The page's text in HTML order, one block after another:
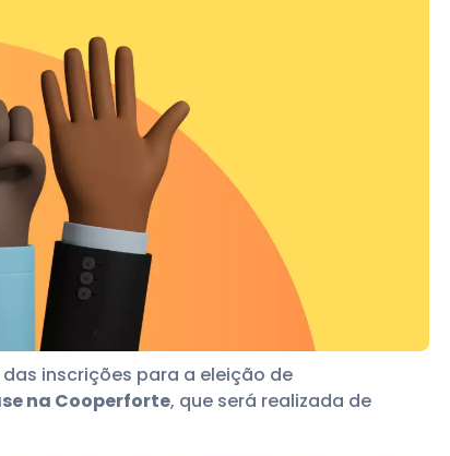
inscrições para a eleição de
na Cooperforte, que será realizada de